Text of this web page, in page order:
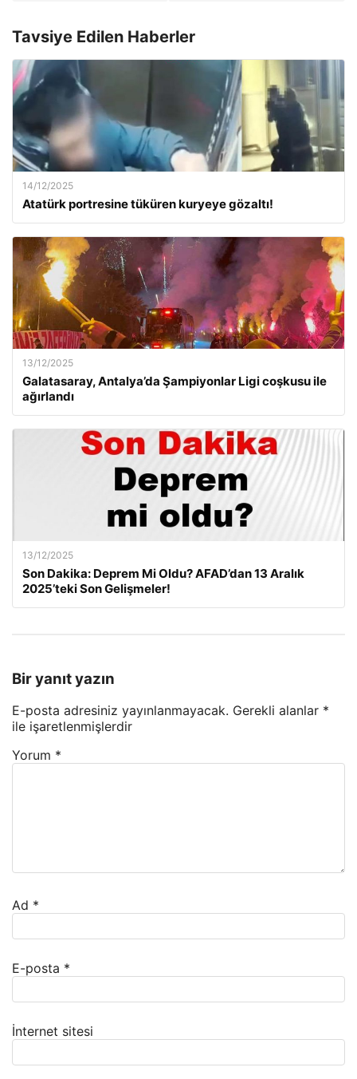
Tavsiye Edilen Haberler
14/12/2025
Atatürk portresine tüküren kuryeye gözaltı!
13/12/2025
Galatasaray, Antalya’da Şampiyonlar Ligi coşkusu ile
ağırlandı
13/12/2025
Son Dakika: Deprem Mi Oldu? AFAD’dan 13 Aralık
2025’teki Son Gelişmeler!
Bir yanıt yazın
E-posta adresiniz yayınlanmayacak. Gerekli alanlar *
ile işaretlenmişlerdir
Yorum *
Ad *
E-posta *
İnternet sitesi